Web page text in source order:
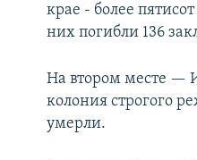
крае - более
них погибли 136
На втором месте —
колония строгого
умерли.